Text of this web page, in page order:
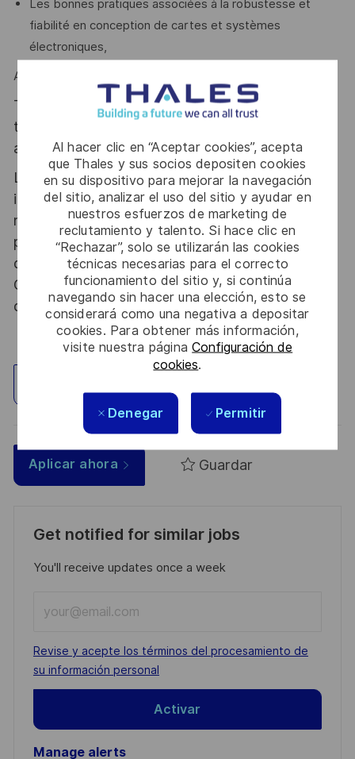
Al hacer clic en “Aceptar cookies”, acepta
que Thales y sus socios depositen cookies
en su dispositivo para mejorar la navegación
del sitio, analizar el uso del sitio y ayudar en
nuestros esfuerzos de marketing de
reclutamiento y talento. Si hace clic en
“Rechazar”, solo se utilizarán las cookies
técnicas necesarias para el correcto
funcionamiento del sitio y, si continúa
navegando sin hacer una elección, esto se
considerará como una negativa a depositar
cookies. Para obtener más información,
visite nuestra páginaConfiguración de
cookies.
Denegar Permitir
Les bonnes pratiques associées à la robustesse et
fiabilité en conception de cartes et systèmes
électroniques,
Alors ce poste est fait pour vous !
Thales, entreprise Handi-Engagée, reconnait
tous les talents. La diversité est notre meilleur
atout. Postulez et rejoignez nous !
Le poste pouvant nécessiter d'accéder à des
informations relevant du secret de la défense
nationale, la personne retenue fera l'objet d'une
procédure d’habilitation, conformément aux
dispositions des articles R.2311-1 et suivants du
Code de la défense et de l’IGI 1300 SGDSN/PSE
du 09 août 2021.
Aplicar ahora Guardar
Get notified for similar jobs
You'll receive updates once a week
Email
address
(Required)
Required
Revise y acepte los términos del procesamiento de
su información personal
Activar
Manage alerts